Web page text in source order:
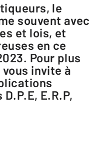
souvent avec
et lois, et
en ce
Pour plus
invite à
E.R.P,